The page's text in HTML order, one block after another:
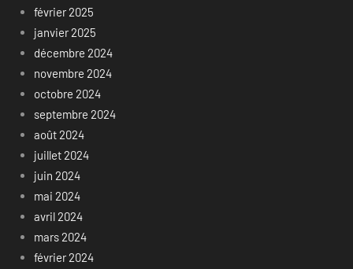
février 2025
janvier 2025
décembre 2024
novembre 2024
octobre 2024
septembre 2024
août 2024
juillet 2024
juin 2024
mai 2024
avril 2024
mars 2024
février 2024